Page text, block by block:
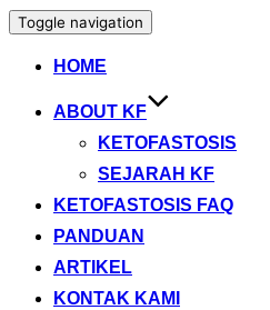
Toggle navigation
HOME
ABOUT KF
KETOFASTOSIS
SEJARAH KF
KETOFASTOSIS FAQ
PANDUAN
ARTIKEL
KONTAK KAMI